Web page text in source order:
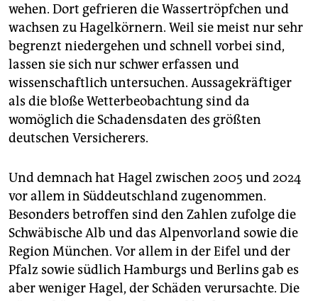
wehen. Dort gefrieren die Wassertröpfchen und
wachsen zu Hagelkörnern. Weil sie meist nur sehr
begrenzt niedergehen und schnell vorbei sind,
lassen sie sich nur schwer erfassen und
wissenschaftlich untersuchen. Aussagekräftiger
als die bloße Wetterbeobachtung sind da
womöglich die Schadensdaten des größten
deutschen Versicherers.
Und demnach hat Hagel zwischen 2005 und 2024
vor allem in Süddeutschland zugenommen.
Besonders betroffen sind den Zahlen zufolge die
Schwäbische Alb und das Alpenvorland sowie die
Region München. Vor allem in der Eifel und der
Pfalz sowie südlich Hamburgs und Berlins gab es
aber weniger Hagel, der Schäden verursachte. Die